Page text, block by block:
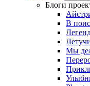
Блоги
В
Мы